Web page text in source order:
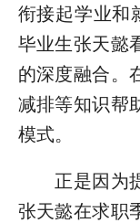
衔接起学业和
毕业生张天懿
的深度融合。
减排等知识帮
模式。
正是因为提
张天懿在求职